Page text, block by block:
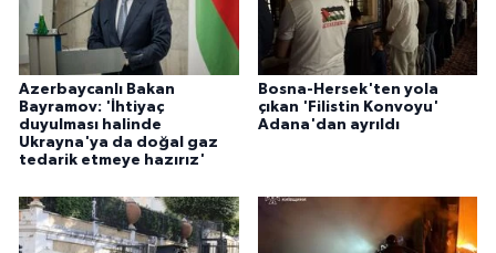
Azerbaycanlı Bakan
Bayramov: 'İhtiyaç
duyulması halinde
Ukrayna'ya da doğal gaz
tedarik etmeye hazırız'
Bosna-Hersek'ten yola
çıkan 'Filistin Konvoyu'
Adana'dan ayrıldı